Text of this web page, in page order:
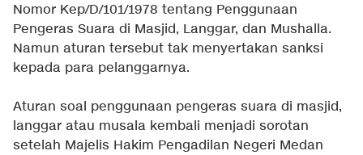
Nomor Kep/D/101/1978 tentang Penggunaan
Pengeras Suara di Masjid, Langgar, dan Mushalla.
Namun aturan tersebut tak menyertakan sanksi
kepada para pelanggarnya.
Aturan soal penggunaan pengeras suara di masjid,
langgar atau musala kembali menjadi sorotan
setelah Majelis Hakim Pengadilan Negeri Medan